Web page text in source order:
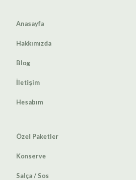
Anasayfa
Hakkımızda
Blog
İletişim
Hesabım
Özel Paketler
Konserve
Salça / Sos